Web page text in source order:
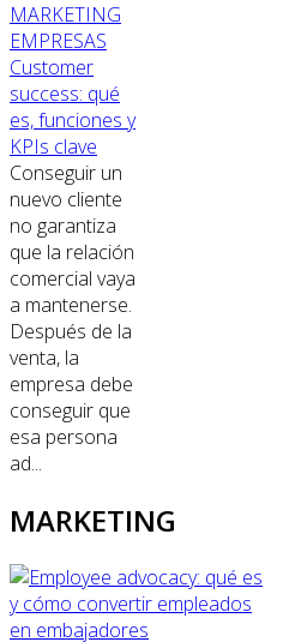
MARKETING
EMPRESAS
Customer
success: qué
es, funciones y
KPIs clave
Conseguir un
nuevo cliente
no garantiza
que la relación
comercial vaya
a mantenerse.
Después de la
venta, la
empresa debe
conseguir que
esa persona
ad...
MARKETING